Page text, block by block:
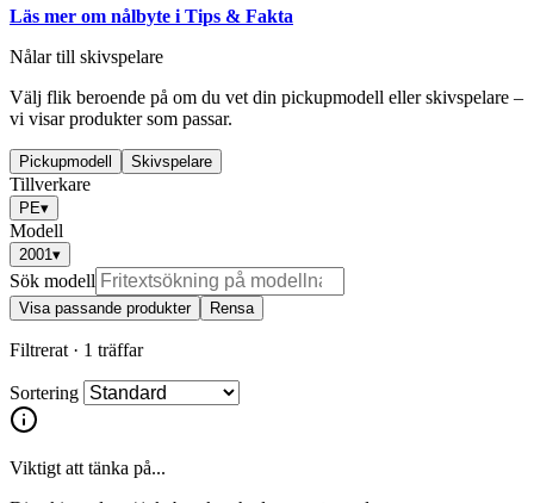
Läs mer om nålbyte i Tips & Fakta
Nålar till skivspelare
Välj flik beroende på om du vet din pickupmodell eller skivspelare –
vi visar produkter som passar.
Pickupmodell Skivspelare
Tillverkare
PE▾
Modell
2001▾
Sök modell
Visa passande produkter Rensa
Filtrerat · 1 träffar
Sortering
Viktigt att tänka på...